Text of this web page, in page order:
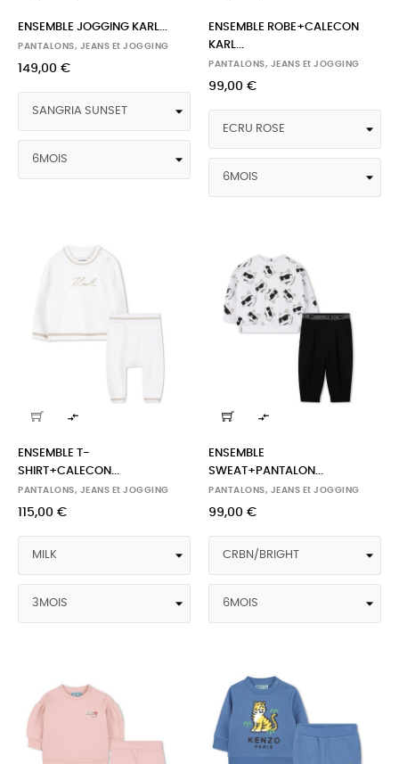
ENSEMBLE JOGGING KARL...
PANTALONS, JEANS Et JOGGING
149,00 €
ENSEMBLE ROBE+CALECON
KARL...
PANTALONS, JEANS Et JOGGING
99,00 €

ENSEMBLE T-
SHIRT+CALECON...
PANTALONS, JEANS Et JOGGING
115,00 €

ENSEMBLE
SWEAT+PANTALON...
PANTALONS, JEANS Et JOGGING
99,00 €